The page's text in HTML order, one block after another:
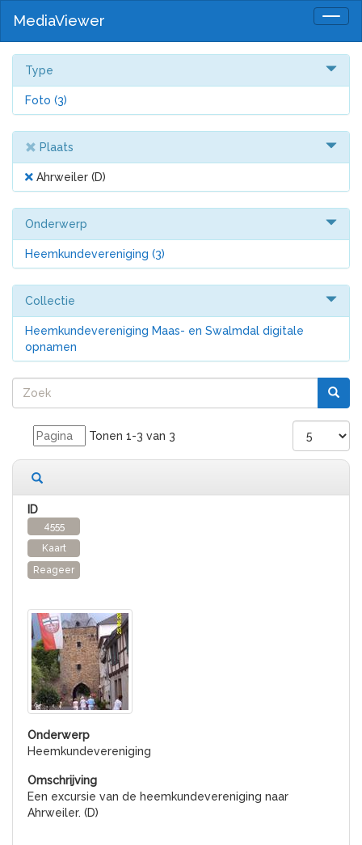
MediaViewer
Type
Foto (3)
Plaats
Ahrweiler (D)
Onderwerp
Heemkundevereniging (3)
Collectie
Heemkundevereniging Maas- en Swalmdal digitale
opnamen
Tonen 1-3 van 3
4555
Kaart
Reageer
Heemkundevereniging
Een excursie van de heemkundevereniging naar
Ahrweiler. (D)